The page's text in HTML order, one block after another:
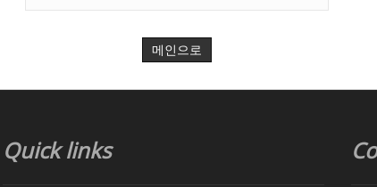
메인으로
Quick links